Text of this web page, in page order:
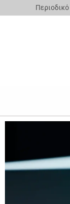
Περιοδικό